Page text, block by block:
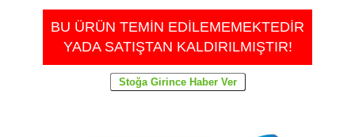
BU ÜRÜN TEMİN EDİLEMEMEKTEDİR
YADA SATIŞTAN KALDIRILMIŞTIR!